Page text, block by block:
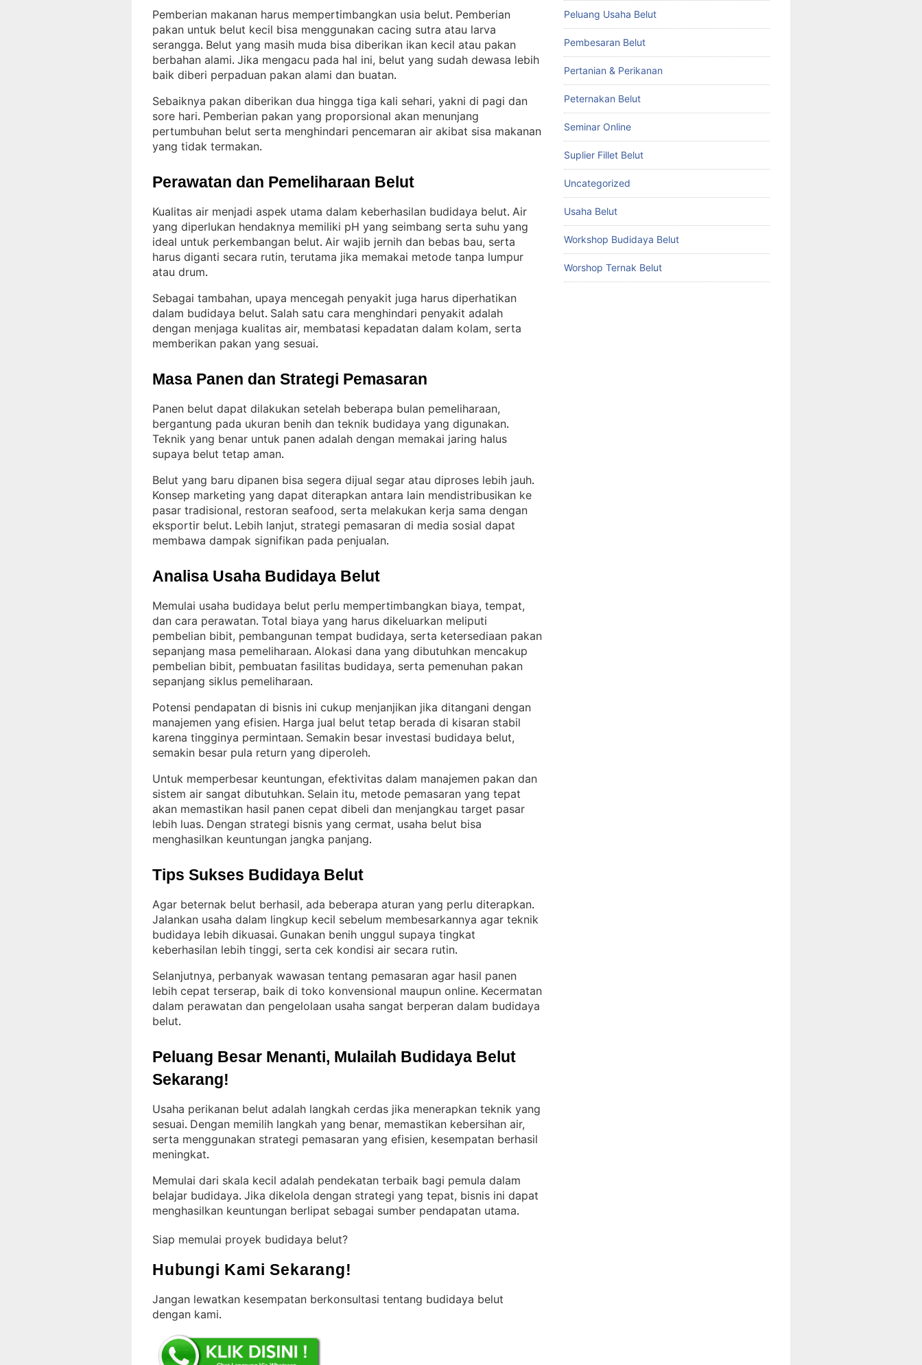
Pemberian makanan harus mempertimbangkan usia belut. Pemberian
pakan untuk belut kecil bisa menggunakan cacing sutra atau larva
serangga. Belut yang masih muda bisa diberikan ikan kecil atau pakan
berbahan alami. Jika mengacu pada hal ini, belut yang sudah dewasa lebih
baik diberi perpaduan pakan alami dan buatan.
Sebaiknya pakan diberikan dua hingga tiga kali sehari, yakni di pagi dan
sore hari. Pemberian pakan yang proporsional akan menunjang
pertumbuhan belut serta menghindari pencemaran air akibat sisa makanan
yang tidak termakan.
Perawatan dan Pemeliharaan Belut
Kualitas air menjadi aspek utama dalam keberhasilan budidaya belut. Air
yang diperlukan hendaknya memiliki pH yang seimbang serta suhu yang
ideal untuk perkembangan belut. Air wajib jernih dan bebas bau, serta
harus diganti secara rutin, terutama jika memakai metode tanpa lumpur
atau drum.
Sebagai tambahan, upaya mencegah penyakit juga harus diperhatikan
dalam budidaya belut. Salah satu cara menghindari penyakit adalah
dengan menjaga kualitas air, membatasi kepadatan dalam kolam, serta
memberikan pakan yang sesuai.
Masa Panen dan Strategi Pemasaran
Panen belut dapat dilakukan setelah beberapa bulan pemeliharaan,
bergantung pada ukuran benih dan teknik budidaya yang digunakan
Teknik yang benar untuk panen adalah dengan memakai jaring halus
supaya belut tetap aman.
Belut yang baru dipanen bisa segera dijual segar atau diproses lebih jauh
Konsep marketing yang dapat diterapkan antara lain mendistribusikan ke
pasar tradisional, restoran seafood, serta melakukan kerja sama dengan
eksportir belut. Lebih lanjut, strategi pemasaran di media sosial dapat
membawa dampak signifikan pada penjualan.
Analisa Usaha Budidaya Belut
Memulai usaha budidaya belut perlu mempertimbangkan biaya, tempat,
dan cara perawatan. Total biaya yang harus dikeluarkan meliputi
pembelian bibit, pembangunan tempat budidaya, serta ketersediaan pakan
sepanjang masa pemeliharaan. Alokasi dana yang dibutuhkan mencakup
pembelian bibit, pembuatan fasilitas budidaya, serta pemenuhan pakan
sepanjang siklus pemeliharaan.
Potensi pendapatan di bisnis ini cukup menjanjikan jika ditangani dengan
manajemen yang efisien. Harga jual belut tetap berada di kisaran stabil
karena tingginya permintaan. Semakin besar investasi budidaya belut,
semakin besar pula return yang diperoleh.
Untuk memperbesar keuntungan, efektivitas dalam manajemen pakan dan
sistem air sangat dibutuhkan. Selain itu, metode pemasaran yang tepat
akan memastikan hasil panen cepat dibeli dan menjangkau target pasar
lebih luas. Dengan strategi bisnis yang cermat, usaha belut bisa
menghasilkan keuntungan jangka panjang.
Tips Sukses Budidaya Belut
Agar beternak belut berhasil, ada beberapa aturan yang perlu diterapkan
Jalankan usaha dalam lingkup kecil sebelum membesarkannya agar teknik
budidaya lebih dikuasai. Gunakan benih unggul supaya tingkat
keberhasilan lebih tinggi, serta cek kondisi air secara rutin.
Selanjutnya, perbanyak wawasan tentang pemasaran agar hasil panen
lebih cepat terserap, baik di toko konvensional maupun online. Kecermatan
dalam perawatan dan pengelolaan usaha sangat berperan dalam budidaya
belut.
Peluang Besar Menanti, Mulailah Budidaya Belut
Sekarang!
Usaha perikanan belut adalah langkah cerdas jika menerapkan teknik yang
sesuai. Dengan memilih langkah yang benar, memastikan kebersihan air,
serta menggunakan strategi pemasaran yang efisien, kesempatan berhasil
meningkat.
Memulai dari skala kecil adalah pendekatan terbaik bagi pemula dalam
belajar budidaya. Jika dikelola dengan strategi yang tepat, bisnis ini dapat
menghasilkan keuntungan berlipat sebagai sumber pendapatan utama.
Siap memulai proyek budidaya belut?
Hubungi Kami Sekarang!
Jangan lewatkan kesempatan berkonsultasi tentang budidaya belut
dengan kami.
Peluang Usaha Belut
Pembesaran Belut
Pertanian & Perikanan
Peternakan Belut
Seminar Online
Suplier Fillet Belut
Uncategorized
Usaha Belut
Workshop Budidaya Belut
Worshop Ternak Belut